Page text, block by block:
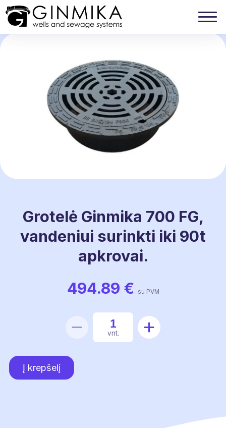
Grotelė Ginmika 700 FG,
vandeniui surinkti iki 90t
apkrovai.
494.89 € su PVM
produkto
vnt.
Į krepšelį